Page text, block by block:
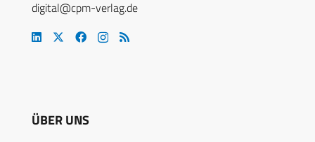
digital@cpm-verlag.de
ÜBER UNS